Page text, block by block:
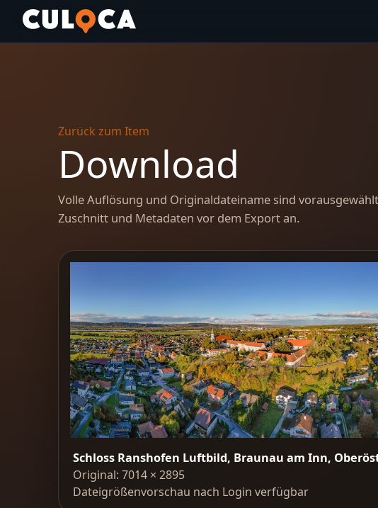
Zurück zum Item
Download
Volle Auflösung und Originaldateiname sind
Zuschnitt und Metadaten vor dem Export an.
Schloss Ranshofen Luftbild, Braunau am Inn,
Original: 7014 × 2895
Dateigrößenvorschau nach Login verfügbar